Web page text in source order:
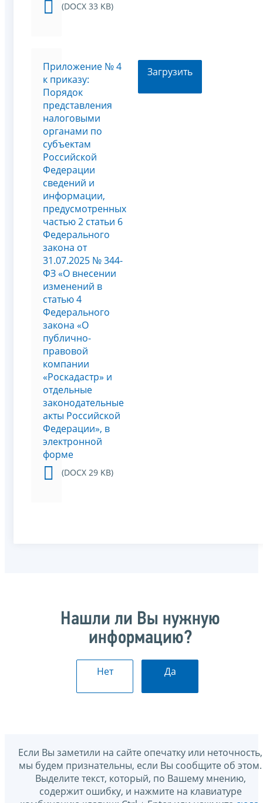
(DOCX 33 KB)
Приложение № 4
к приказу:
Порядок
представления
налоговыми
органами по
субъектам
Российской
Федерации
сведений и
информации,
предусмотренных
частью 2 статьи 6
Федерального
закона от
31.07.2025 № 344-
ФЗ «О внесении
изменений в
статью 4
Федерального
закона «О
публично-
правовой
компании
«Роскадастр» и
отдельные
законодательные
акты Российской
Федерации», в
электронной
форме
(DOCX 29 KB)
Загрузить
Нашли ли Вы нужную
информацию?
Нет Да
Если Вы заметили на сайте опечатку или неточность,
мы будем признательны, если Вы сообщите об этом.
Выделите текст, который, по Вашему мнению,
содержит ошибку, и нажмите на клавиатуре